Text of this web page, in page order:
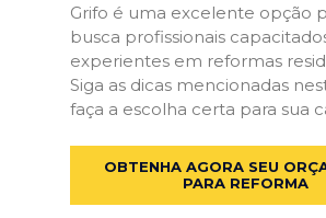
Grifo é uma excelente opção
busca profissionais
experientes em reformas
Siga as dicas mencionadas
faça a escolha certa para sua
OBTENHA AGORA SEU
PARA REFORMA